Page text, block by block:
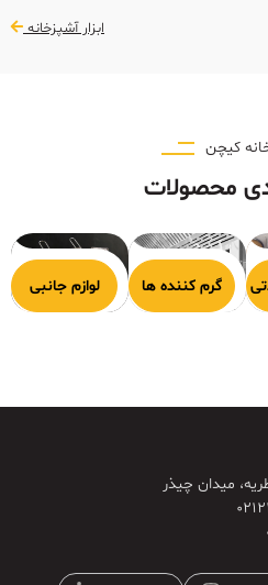
ابزار آشپزخانه
کیچن
محصولات
گرم کننده ها لوازم جانبی
میدان چیذر